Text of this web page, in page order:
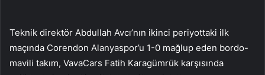
Teknik direktör Abdullah Avcı’nın ikinci periyottaki ilk
maçında Corendon Alanyaspor’u 1-0 mağlup eden bordo-
mavili takım, VavaCars Fatih Karagümrük karşısında